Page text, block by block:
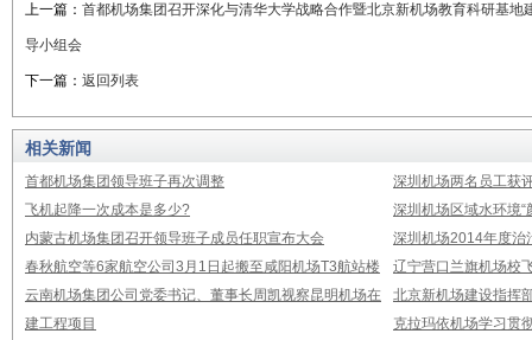
上一篇： 首都机场集团召开深化与清华大学战略合作暨北京新机场教育科研基地
导小组会
下一篇： 返回列表
相关新闻
首都机场集团领导班子再次调整
深圳机场两名员工获
飞机起降一次成本是多少?
深圳机场区域水环境“
内蒙古机场集团召开领导班子成员任职宣布大会
深圳机场2014年度治
春秋航空等6家航空公司3月1日起搬至咸阳机场T3航站楼
辽宁营口兰旗机场校
云南机场集团公司党委书记、董事长周凯视察昆明机场在
建工程项目
北京新机场建设指挥
克拉玛依机场学习贯